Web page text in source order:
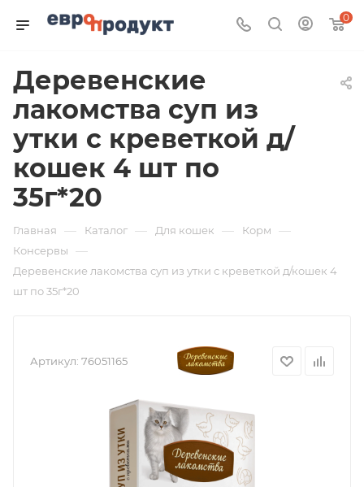
0
Деревенские
лакомства суп из
утки с креветкой д/
кошек 4 шт по
35г*20
Главная — Каталог — Для кошек — Корм —
Консервы —
Деревенские лакомства суп из утки с креветкой д/кошек 4
шт по 35г*20
Артикул: 76051165